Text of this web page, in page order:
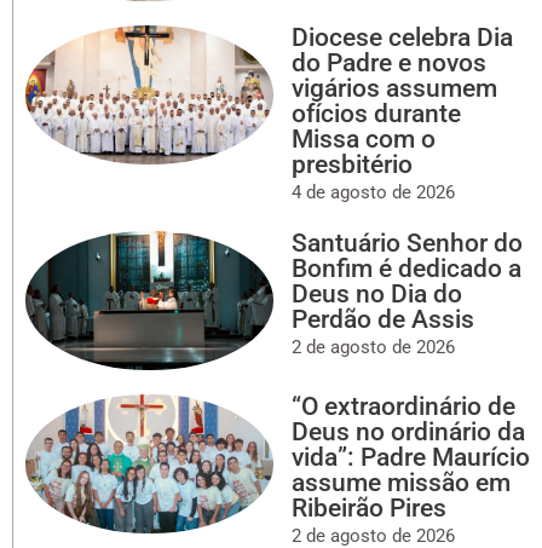
Diocese celebra Dia
do Padre e novos
vigários assumem
ofícios durante
Missa com o
presbitério
4 de agosto de 2026
Santuário Senhor do
Bonfim é dedicado a
Deus no Dia do
Perdão de Assis
2 de agosto de 2026
“O extraordinário de
Deus no ordinário da
vida”: Padre Maurício
assume missão em
Ribeirão Pires
2 de agosto de 2026